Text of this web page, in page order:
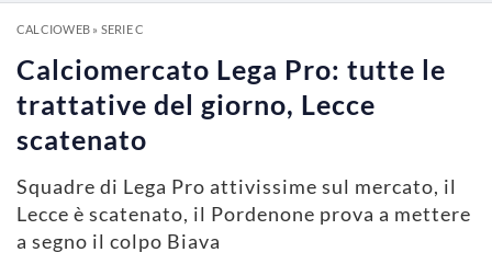
CALCIOWEB» SERIE C
Calciomercato Lega Pro: tutte le
trattative del giorno, Lecce
scatenato
Squadre di Lega Pro attivissime sul mercato, il
Lecce è scatenato, il Pordenone prova a mettere
a segno il colpo Biava